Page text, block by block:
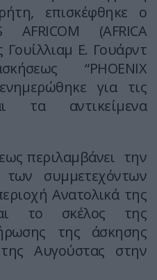
επισκέφθηκε ο
(AFRICA
Γουίλλιαμ Ε. Γουάρντ
“PHOENIX
για τις
τα αντικείμενα
περιλαμβάνει την
συμμετεχόντων
Ανατολικά της
το σκέλος της
της άσκησης
Αυγούστας στην